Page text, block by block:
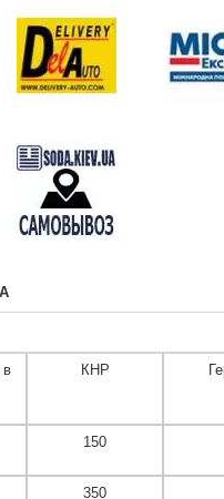
в
КНР
150
350